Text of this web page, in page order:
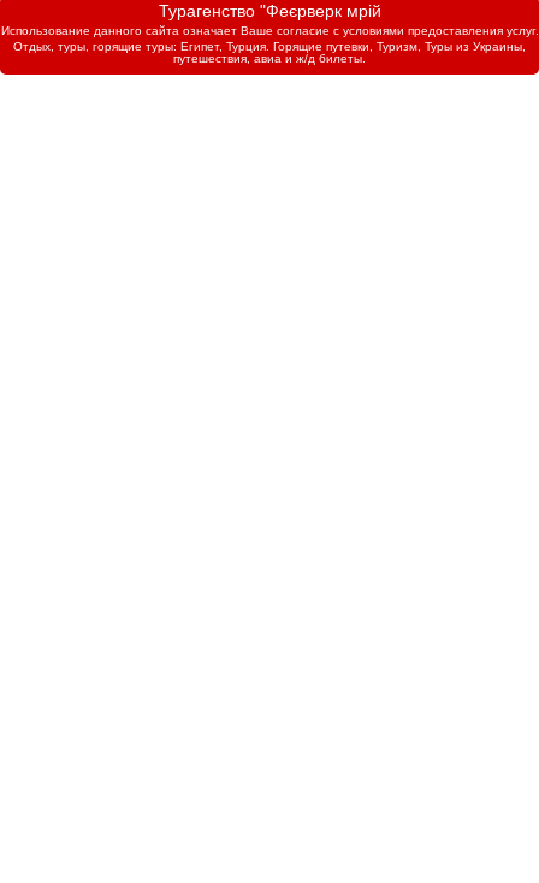
Турагенство "Феєрверк мрій
Использование данного сайта означает Ваше согласие с условиями предоставления услуг.
Отдых, туры, горящие туры: Египет, Турция. Горящие путевки, Туризм, Туры из Украины,
путешествия, авиа и ж/д билеты.